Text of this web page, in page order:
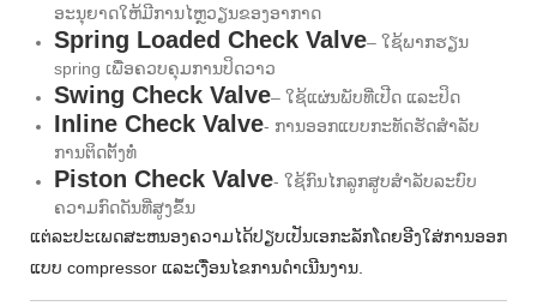
ອະນຸຍາດໃຫ້ມີການໄຫຼວຽນຂອງອາກາດ
Spring Loaded Check Valve– ໃຊ້ພາກຮຽນ
spring ເພື່ອຄວບຄຸມການປິດວາວ
Swing Check Valve– ໃຊ້ແຜ່ນພັບທີ່ເປີດ ແລະປິດ
Inline Check Valve- ການ​ອອກ​ແບບ​ກະ​ທັດ​ຮັດ​ສໍາ​ລັບ​
ການ​ຕິດ​ຕັ້ງ​ທໍ່​
Piston Check Valve- ໃຊ້ກົນໄກລູກສູບສໍາລັບລະບົບ
ຄວາມກົດດັນທີ່ສູງຂຶ້ນ
ແຕ່​ລະ​ປະ​ເພດ​ສະ​ຫນອງ​ຄວາມ​ໄດ້​ປຽບ​ເປັນ​ເອ​ກະ​ລັກ​ໂດຍ​ອີງ​ໃສ່​ການ​ອອກ​
ແບບ compressor ແລະ​ເງື່ອນ​ໄຂ​ການ​ດໍາ​ເນີນ​ງານ​.